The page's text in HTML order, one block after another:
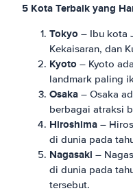
5 Kota Terbaik yang
Tokyo – Ibu kota
Kekaisaran, dan
Kyoto – Kyoto
landmark paling
Osaka – Osaka
berbagai atraksi
Hiroshima –
di dunia pada
Nagasaki –
di dunia pada
tersebut.